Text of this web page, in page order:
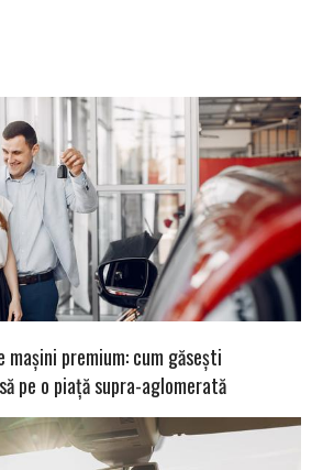
mașini premium: cum găsești
pe o piață supra-aglomerată